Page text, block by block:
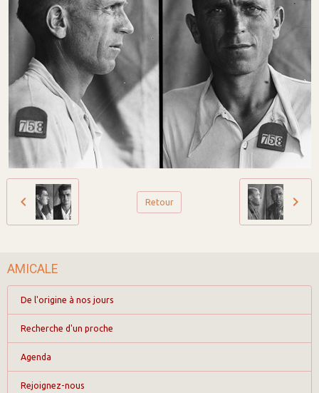
Retour
AMICALE
De l'origine à nos jours
Recherche d'un proche
Agenda
Rejoignez-nous